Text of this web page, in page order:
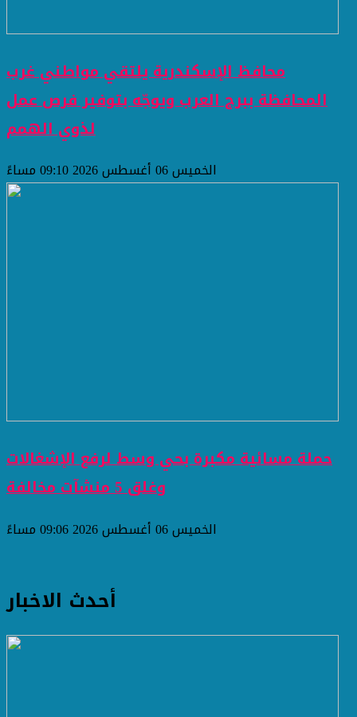
محافظ الإسكندرية يلتقي مواطني غرب
المحافظة ببرج العرب ويوجّه بتوفير فرص عمل
لذوي الهمم
الخميس 06 أغسطس 2026 09:10 مساءً
حملة مسائية مكبرة بحي وسط لرفع الإشغالات
وغلق 5 منشآت مخالفة
الخميس 06 أغسطس 2026 09:06 مساءً
أحدث الاخبار